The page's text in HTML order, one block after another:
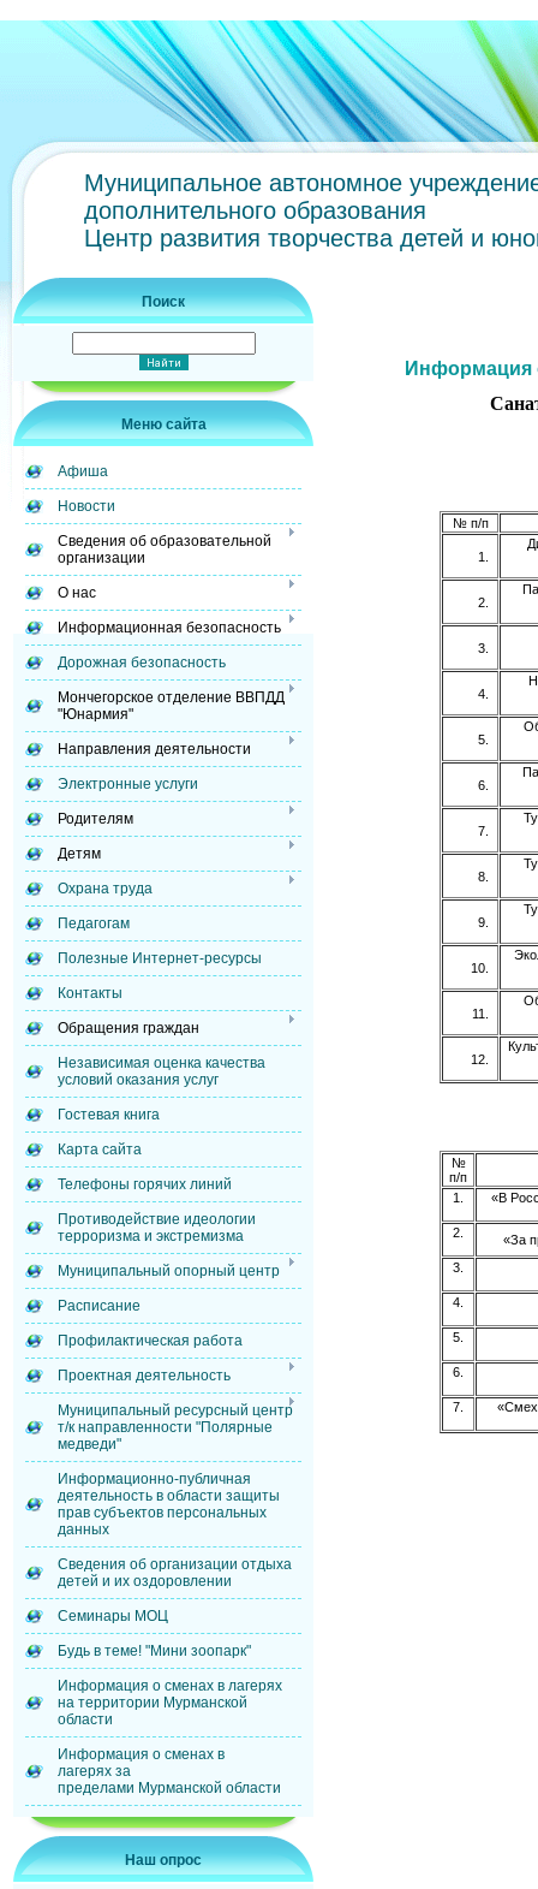
Муниципальное автономное
дополнительного образования
Центр развития творчества детей и
Поиск
Меню сайта
Афиша
Новости
Сведения об образовательной
организации
О нас
Информационная безопасность
Дорожная безопасность
Мончегорское отделение ВВПДД
"Юнармия"
Направления деятельности
Электронные услуги
Родителям
Детям
Охрана труда
Педагогам
Полезные Интернет-ресурсы
Контакты
Обращения граждан
Независимая оценка качества
условий оказания услуг
Гостевая книга
Карта сайта
Телефоны горячих линий
Противодействие идеологии
терроризма и экстремизма
Муниципальный опорный центр
Расписание
Профилактическая работа
Проектная деятельность
Муниципальный ресурсный центр
т/к направленности "Полярные
медведи"
Информационно-публичная
деятельность в области защиты
прав субъектов персональных
данных
Сведения об организации отдыха
детей и их оздоровлении
Семинары МОЦ
Будь в теме! "Мини зоопарк"
Информация о сменах в лагерях
на территории Мурманской
области
Информация о сменах в
лагерях за
пределами Мурманской области
Наш опрос
Информация
№ п/п
№
п/п
1.
«В
2.
«За
3.
4.
5.
6.
7.